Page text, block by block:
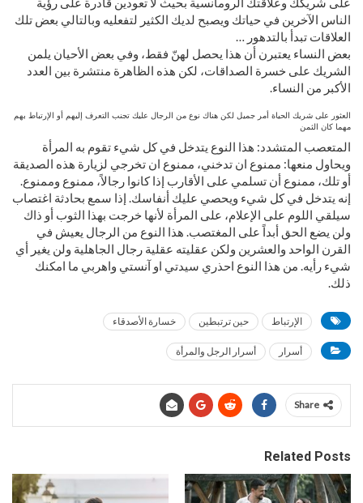
الناس الآخرين في حياتك ويصبح لديك الكثير لتفعليه وبالتالي بعض تلك
العلاقات تبدأ بالتدهور …
بعض النساء يعتبرن أن هذا يحصل لهنّ فقط، وفي بعض الأحيان يلمن
الشريك على خسرة الصداقات، لكن هذه الظاهرة منتشرة بين العدد
الأكبر من النساء.
العثور على شريك الحياة أمر جميل لكن هناك نوع من الرجال عليك تجنب التعرف إليهم أو الإرتباط بهم
مهما كان الثمن
المتعصب المتشدد: هذا النوع يتدخل في كل شيء تقوم به المرأة
ويحاول منعها: ممنوع ان تدخني، ممنوع ان تخرجي لزيارة هذه الصديقة
أو تلك، ممنوع أن تسلمي على الأقارب إذا كانوا رجالاً، ممنوع وممنوع.
إنه يتدخل في كل شيء ويحصي عليك أنفاسك. إذا سمع بحادثة اغتصاب
سيلقي اللوم على الإعلام، على المرأة لأنها خرجت بهذا الثوب أو ذاك
ولن يضع الحق أبداً على المغتصب. هذا النوع من الرجال يعيش في
القرن الواحد والعشرين ولكن عقليته عقلية رجال الجاهلية ولن يغير أي
شيء رأيه. من هذا النوع احذري سيدتي او آنستي واهربي ما امكنك
ذلك.
الإرتباط حين ترتبطين خسارة الأصدقاء
أسرار أسرار الرجل والمرأة
Share
Related Posts